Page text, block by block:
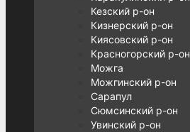
Кезский р-он
Кизнерский р-он
Киясовский р-он
Красногорский р-он
Можга
Можгинский р-он
Сарапул
Сюмсинский р-он
Увинский р-он